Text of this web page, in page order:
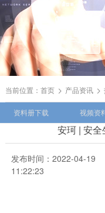
当前位置： 首页 产品资讯
资料册下载 视频资
安珂 | 安全
发布时间：2022-04-19
11:22:23